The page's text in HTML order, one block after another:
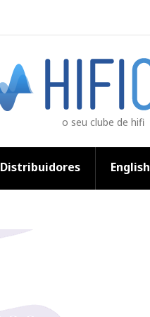
o seu clube de hifi
Distribuidores English